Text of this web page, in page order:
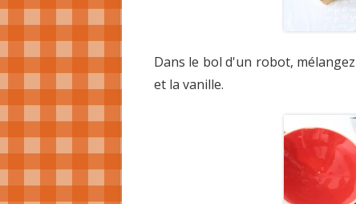
Dans le bol d'un robot,
et la vanille.